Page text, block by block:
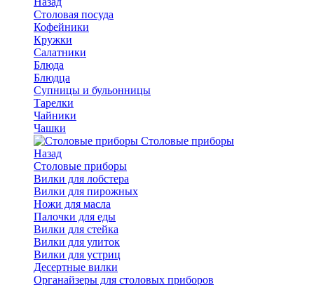
Столовая посуда
Кофейники
Кружки
Салатники
Блюда
Блюдца
Супницы и бульонницы
Тарелки
Чайники
Чашки
Cтоловые приборы
Назад
Cтоловые приборы
Вилки для лобстера
Вилки для пирожных
Ножи для масла
Палочки для еды
Вилки для стейка
Вилки для улиток
Вилки для устриц
Десертные вилки
Органайзеры для столовых приборов